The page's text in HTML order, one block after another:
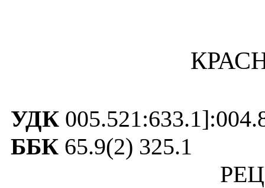
УДК
ББК 65.9(2) 325.1